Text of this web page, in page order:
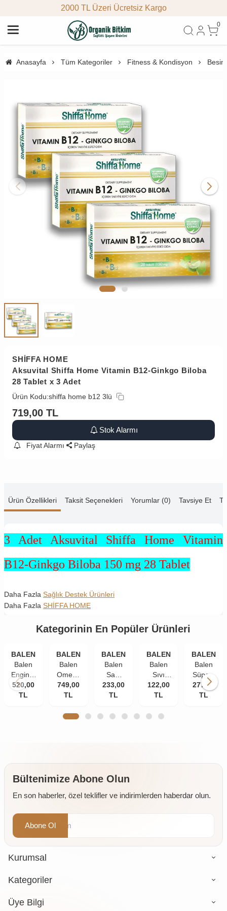
2000 TL Üzeri Ücretsiz Kargo
0
Anasayfa Tüm Kategoriler Fitness & Kondisyon Besin
SHİFFA HOME
Aksuvital Shiffa Home Vitamin B12-Ginkgo Biloba
28 Tablet x 3 Adet
Ürün Kodu:shiffa home b12 3lü
719,00 TL
Stok Alarmı
Fiyat Alarmı Paylaş
Ürün Özellikleri Taksit Seçenekleri Yorumlar (0) Tavsiye Et
3 Adet Aksuvital Shiffa Home Vitamin
B12-Ginkgo Biloba 150 mg 28 Tablet
Daha Fazla Sağlık Destek Ürünleri
Daha Fazla SHİFFA HOME
Kategorinin En Popüler Ürünleri
BALEN
Balen
Enginar
Plus
Kapsül
520,00
TL
BALEN
Balen
Omega
3
Norveç
Yağı
749,00
TL
BALEN
Balen
Saw
Palmetto
Isırgan
Çinko
233,00
TL
BALEN
Balen
Sıvı
Propolis
Ekstraktı
122,00
TL
BALEN
Balen
Süper-
W
277,00
TL
Bültenimize Abone Olun
En son haberler, özel teklifler ve indirimlerden haberdar olun.
Abone Ol
Kurumsal
Kategoriler
Üye Bilgi